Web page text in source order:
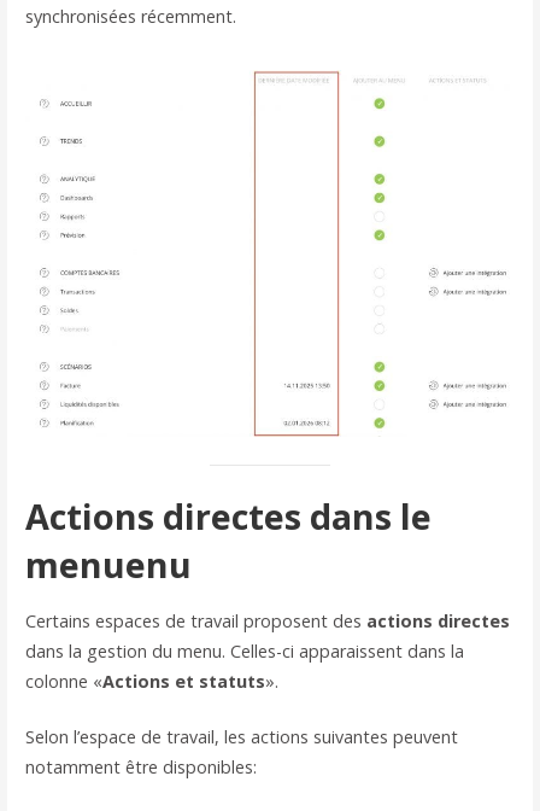
synchronisées récemment.
Actions directes dans le
menuenu
Certains espaces de travail proposent des actions directes
dans la gestion du menu. Celles-ci apparaissent dans la
colonne «Actions et statuts».
Selon l’espace de travail, les actions suivantes peuvent
notamment être disponibles: